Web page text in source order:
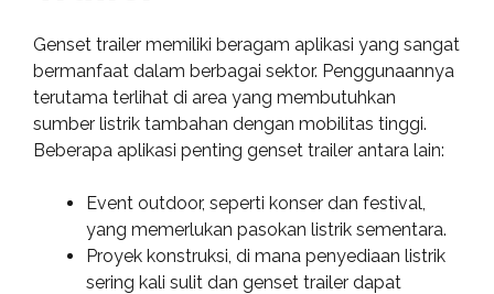
Genset trailer memiliki beragam aplikasi yang sangat
bermanfaat dalam berbagai sektor. Penggunaannya
terutama terlihat di area yang membutuhkan
sumber listrik tambahan dengan mobilitas tinggi.
Beberapa aplikasi penting genset trailer antara lain:
Event outdoor, seperti konser dan festival,
yang memerlukan pasokan listrik sementara.
Proyek konstruksi, di mana penyediaan listrik
sering kali sulit dan genset trailer dapat